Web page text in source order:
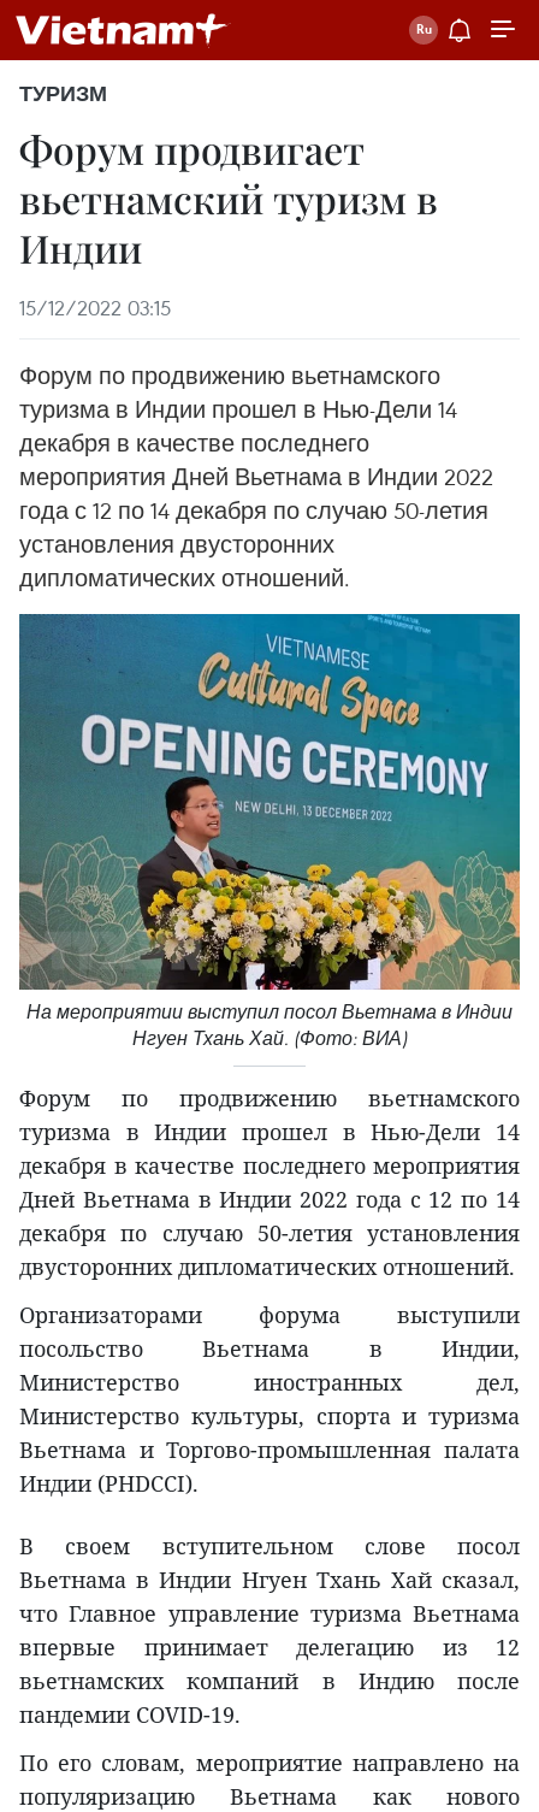
ТУРИЗМ
Форум продвигает
вьетнамский туризм в
Индии
15/12/2022 03:15
Форум по продвижению вьетнамского
туризма в Индии прошел в Нью-Дели 14
декабря в качестве последнего
мероприятия Дней Вьетнама в Индии 2022
года с 12 по 14 декабря по случаю 50-летия
установления двусторонних
дипломатических отношений.
На мероприятии выступил посол Вьетнама в Индии
Нгуен Тхань Хай. (Фото: ВИА)
Форум по продвижению вьетнамского
туризма в Индии прошел в Нью-Дели 14
декабря в качестве последнего мероприятия
Дней Вьетнама в Индии 2022 года с 12 по 14
декабря по случаю 50-летия установления
двусторонних дипломатических отношений.
Организаторами форума выступили
посольство Вьетнама в Индии,
Министерство иностранных дел,
Министерство культуры, спорта и туризма
Вьетнама и Торгово-промышленная палата
Индии (PHDCCI).
В своем вступительном слове посол
Вьетнама в Индии Нгуен Тхань Хай сказал,
что Главное управление туризма Вьетнама
впервые принимает делегацию из 12
вьетнамских компаний в Индию после
пандемии COVID-19.
По его словам, мероприятие направлено на
популяризацию Вьетнама как нового